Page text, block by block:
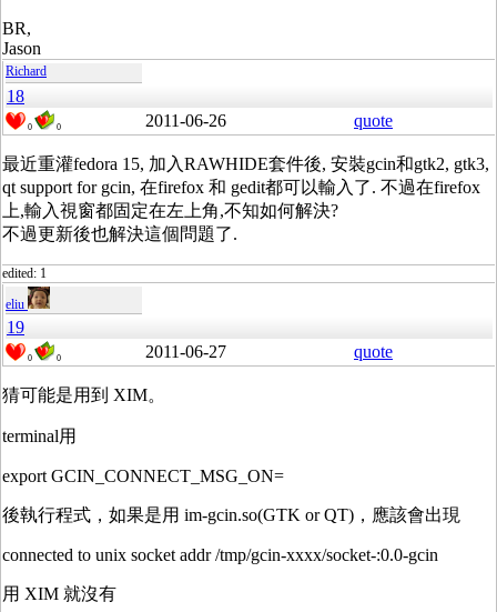
BR,
Jason
Richard
18
0 0 2011-06-26 quote
最近重灌fedora 15, 加入RAWHIDE套件後, 安裝gcin和gtk2, gtk3,
qt support for gcin, 在firefox 和 gedit都可以輸入了. 不過在firefox
上,輸入視窗都固定在左上角,不知如何解決?
不過更新後也解決這個問題了.
edited: 1
eliu
19
0 0 2011-06-27 quote
猜可能是用到 XIM。
terminal用
export GCIN_CONNECT_MSG_ON=
後執行程式，如果是用 im-gcin.so(GTK or QT)，應該會出現
connected to unix socket addr /tmp/gcin-xxxx/socket-:0.0-gcin
用 XIM 就沒有